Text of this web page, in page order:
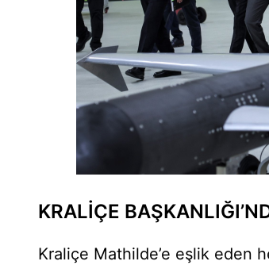
KRALİÇE
Kraliçe Mathilde’e eşlik eden